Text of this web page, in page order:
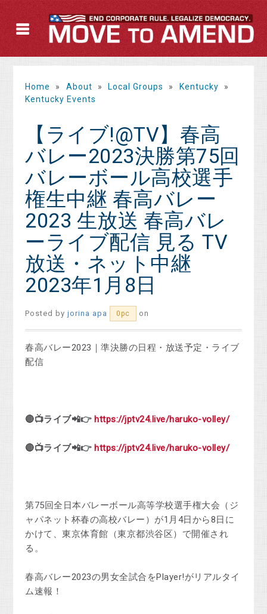
Home » About » Local Groups » Kentucky
»
Kentucky Events
【ライブ!@TV】春高
バレー2023決勝第75回
バレーボール高校選手
権生中継 春高バレー
2023 生放送 春高バレ
ーライブ配信 見る TV
放送・ネット中継
2023年1月8日
Posted byjorina apa 0pc on
春高バレー2023｜準決勝の日程・放送予定・ライブ
配信
🔴📺ライブ📲👉 https://jptv24.live/haruko-volley/
🔴📺ライブ📲👉 https://jptv24.live/haruko-volley/
第75回全日本バレーボール高等学校選手権大会（ジ
ャパネット杯春の高校バレー）が1月4日から8日に
かけて、東京体育館（東京都渋谷区）で開催され
る。
春高バレー2023の男女全試合をPlayer!がリアルタイ
ム速報！